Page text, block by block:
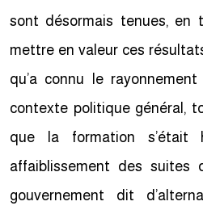
sont désormais tenues,
mettre en valeur ces
qu’a connu le
contexte politique général,
que la formation s’était
affaiblissement des suites
gouvernement dit